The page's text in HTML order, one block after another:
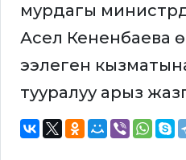
мурдагы
Асел Кененбаева
ээлеген
тууралуу арыз